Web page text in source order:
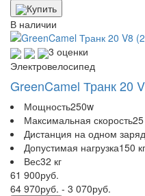
Купить
В наличии
3 оценки
Электровелосипед
GreenCamel Транк 20
Мощность250w
Максимальная скорость
Дистанция на одном
Допустимая нагрузка150 кг
Вес32 кг
61 900руб.
64 970руб. - 3 070руб.